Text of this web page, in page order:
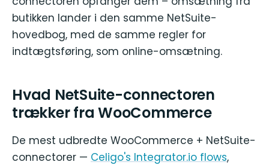
butikken lander i den samme NetSuite-
hovedbog, med de samme regler for
indtægtsføring, som online-omsætning.
Hvad NetSuite-connectoren
trækker fra WooCommerce
De mest udbredte WooCommerce + NetSuite-
connectorer — Celigo's Integrator.io flows,